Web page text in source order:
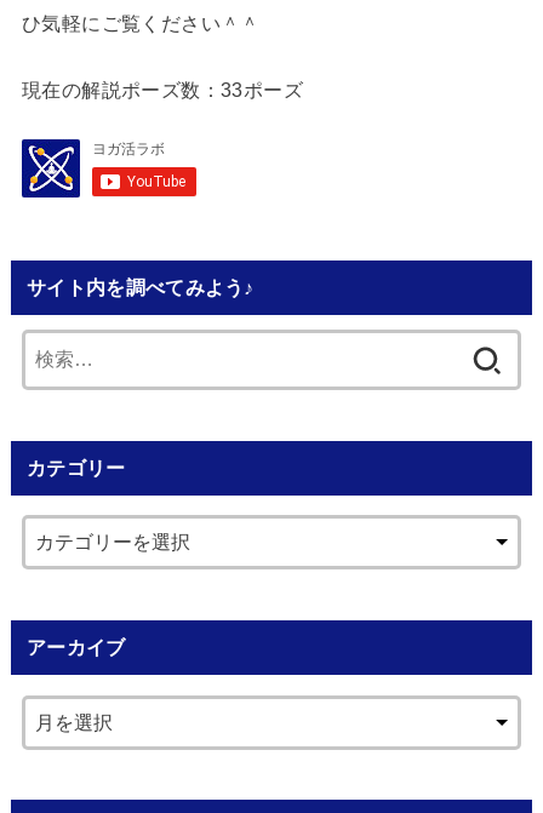
ひ気軽にご覧ください＾＾
現在の解説ポーズ数：33ポーズ
サイト内を調べてみよう♪
索:
カテゴリー
アーカイブ